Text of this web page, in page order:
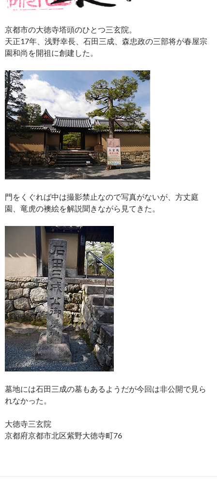
京都市の大徳寺塔頭のひとつ三玄院。
天正17年、浅野幸長、石田三成、森忠政の三部将が春屋宗
園和尚を開祖に創建した。
門をくぐれば中は撮影禁止なので写真がないが、方丈庭
園、竜虎の襖絵を解説聞きながら見てきた。
墓地には石田三成の墓もあるようだが今回は非公開で見ら
れなかった。
大徳寺三玄院
京都府京都市北区紫野大徳寺町76